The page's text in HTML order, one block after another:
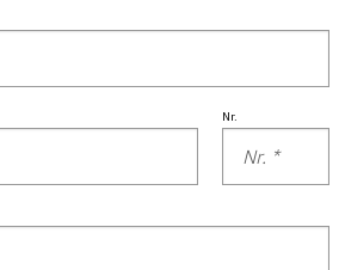
Nr.